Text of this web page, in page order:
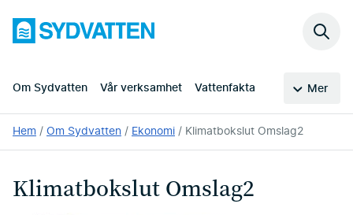
huvudinnehållet
Sydvatten
Om Sydvatten Vår verksamhet Vattenfakta Mer
Sök
Du
är
Hem Om Sydvatten Ekonomi Klimatbokslut Omslag2
Klimatbokslut Omslag2